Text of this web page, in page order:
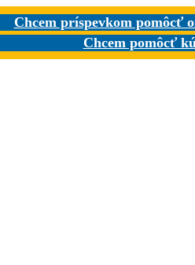
Chcem príspevkom pomôcť
Chcem pomôcť